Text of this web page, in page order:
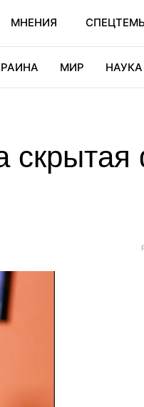
МНЕНИЯ
МИР НАУКА
скрытая